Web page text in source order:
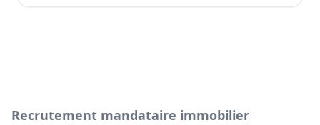
Recrutement mandataire immobilier